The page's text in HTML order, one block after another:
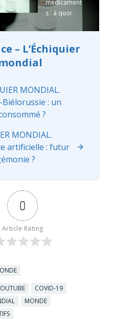
officiellemen
t instauré en
médicament
s : à quoi
labos ? C’est
un chiffre
alarmant qui
: en 2020,
près de 2
– L’Échiquier
MONDIAL.
: un
?
MONDIAL.
artificielle : futur
?
0
Article Rating
COVID-19
MONDE